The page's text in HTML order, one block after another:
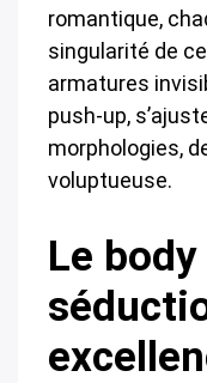
romantique,
singularité de
armatures
push-up,
morphologies,
voluptueuse.
Le